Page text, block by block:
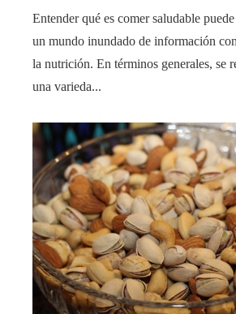
Entender qué es comer saludable
un mundo inundado de información
la nutrición. En términos generales, se
una varieda...